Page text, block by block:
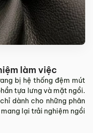
làm việc
bị hệ thống đệm mút
tựa lưng và mặt ngồi.
dành cho những phân
lại trải nghiệm ngồi